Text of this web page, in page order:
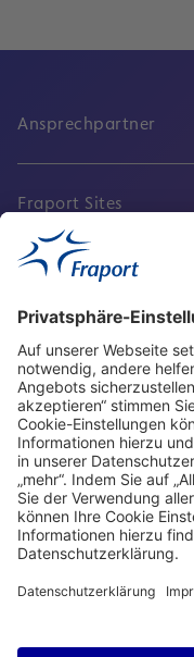
Ansprechpartner
Fraport Sites
Aktuell
Service
Frankfurt Airport
Frankfurt CargoHub